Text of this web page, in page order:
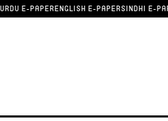
URDU E-PAPERENGLISH E-PAPERSINDHI E-